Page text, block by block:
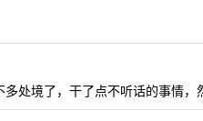
处境了，干了点不听话的事情，